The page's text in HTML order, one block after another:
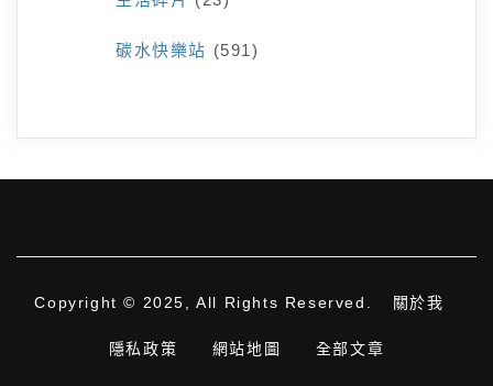
碳水快樂站 (591)
Copyright © 2025, All Rights Reserved. 關於我
隱私政策 網站地圖 全部文章